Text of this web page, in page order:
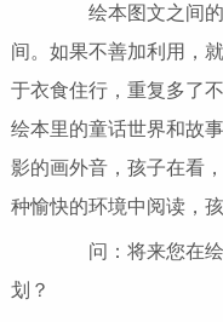
绘本图文之间的
间。如果不善加利用，
于衣食住行，重复多了
绘本里的童话世界和故
影的画外音，孩子在看
种愉快的环境中阅读，
问：将来您在绘
划？